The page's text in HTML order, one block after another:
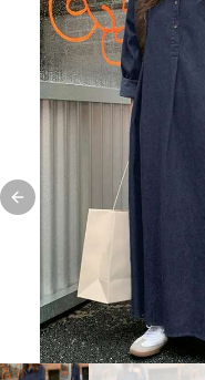
Previous slide